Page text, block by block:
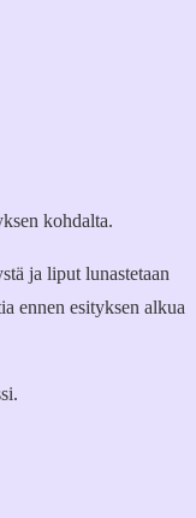
kohdalta.
ja liput lunastetaan
ennen esityksen alkua